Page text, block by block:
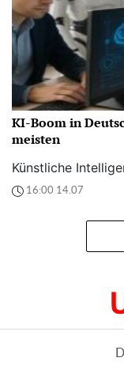
KI-Boom in
meisten
Künstliche
16:00 14.07